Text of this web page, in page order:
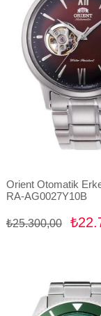
Orient Otomatik
RA-AG0027Y10B
₺25.300,00